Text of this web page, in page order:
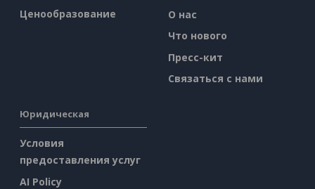
Ценообразование
О нас
Что нового
Пресс-кит
Связаться с нами
Юридическая
Условия
предоставления услуг
AI Policy